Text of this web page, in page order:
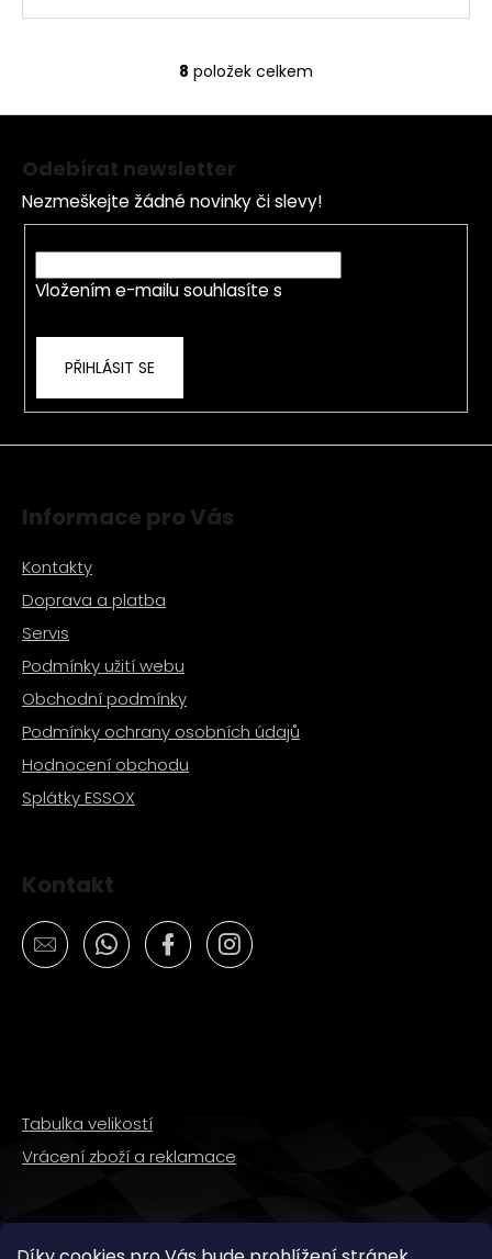
O
v
a
c
í
p
r
ý
p
8 položek celkem
Odebírat newsletter
Nezmeškejte žádné novinky či slevy!
Vložením e-mailu souhlasíte s
PŘIHLÁSIT SE
Informace pro Vás
Kontakty
Doprava a platba
Servis
Podmínky užití webu
Obchodní podmínky
Podmínky ochrany osobních údajů
Hodnocení obchodu
Splátky ESSOX
Kontakt
Tabulka velikostí
Vrácení zboží a reklamace
SLEDUJTE NÁS